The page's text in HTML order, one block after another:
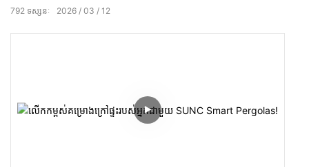
2026 03 12
792 ទស្សនៈ